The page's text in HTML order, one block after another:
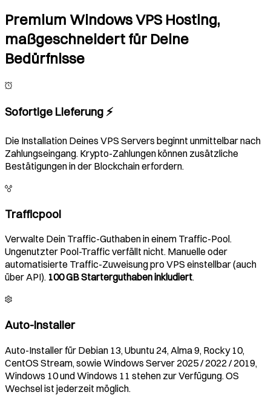
Premium Windows VPS Hosting,
maßgeschneidert für Deine
Bedürfnisse
Sofortige Lieferung ⚡️
Die Installation Deines VPS Servers beginnt unmittelbar nach
Zahlungseingang. Krypto-Zahlungen können zusätzliche
Bestätigungen in der Blockchain erfordern.
Trafficpool
Verwalte Dein Traffic-Guthaben in einem Traffic-Pool.
Ungenutzter Pool-Traffic verfällt nicht. Manuelle oder
automatisierte Traffic-Zuweisung pro VPS einstellbar (auch
über API). 100 GB Starterguthaben inkludiert.
Auto-Installer
Auto-Installer für Debian 13, Ubuntu 24, Alma 9, Rocky 10,
CentOS Stream, sowie Windows Server 2025 / 2022 / 2019,
Windows 10 und Windows 11 stehen zur Verfügung. OS
Wechsel ist jederzeit möglich.